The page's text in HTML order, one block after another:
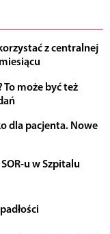
z centralnej
może być też
dla pacjenta. Nowe
u w Szpitalu